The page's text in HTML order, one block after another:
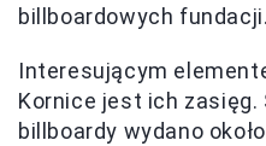
billboardowych fundacji.
Interesującym
Kornice jest ich zasięg.
billboardy wydano